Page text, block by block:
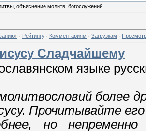
объяснение молитв, богослужений
· Рейтингу · Комментариям · Загрузкам ·
Сладчайшему
языке
более
Прочитывайте
но